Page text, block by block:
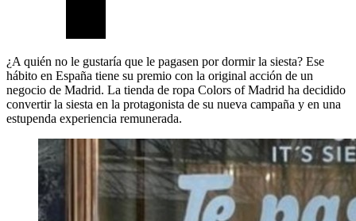
¿A quién no le gustaría que le pagasen por dormir la siesta? Ese
hábito en España tiene su premio con la original acción de un
negocio de Madrid. La tienda de ropa Colors of Madrid ha decidido
convertir la siesta en la protagonista de su nueva campaña y en una
estupenda experiencia remunerada.